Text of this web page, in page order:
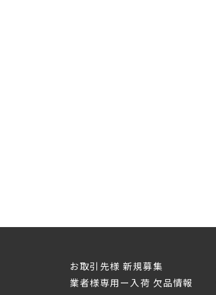
お取引先様 新規募集
業者様専用ー入荷 欠品情報